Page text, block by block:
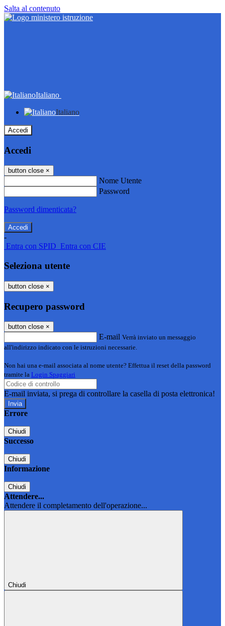
Salta al contenuto
Italiano
Italiano
Accedi
Accedi
button close ×
Nome Utente
Password
Password dimenticata?
-
Entra con SPID Entra con CIE
Seleziona utente
button close ×
Recupero password
button close ×
E-mail Verrà inviato un messaggio
all'indirizzo indicato con le istruzioni necessarie.
Non hai una e-mail associata al nome utente? Effettua il reset della password
tramite la Login Spaggiari
E-mail inviata, si prega di controllare la casella di posta elettronica!
Errore
Chiudi
Successo
Chiudi
Informazione
Chiudi
Attendere...
Attendere il completamento dell'operazione...
Chiudi